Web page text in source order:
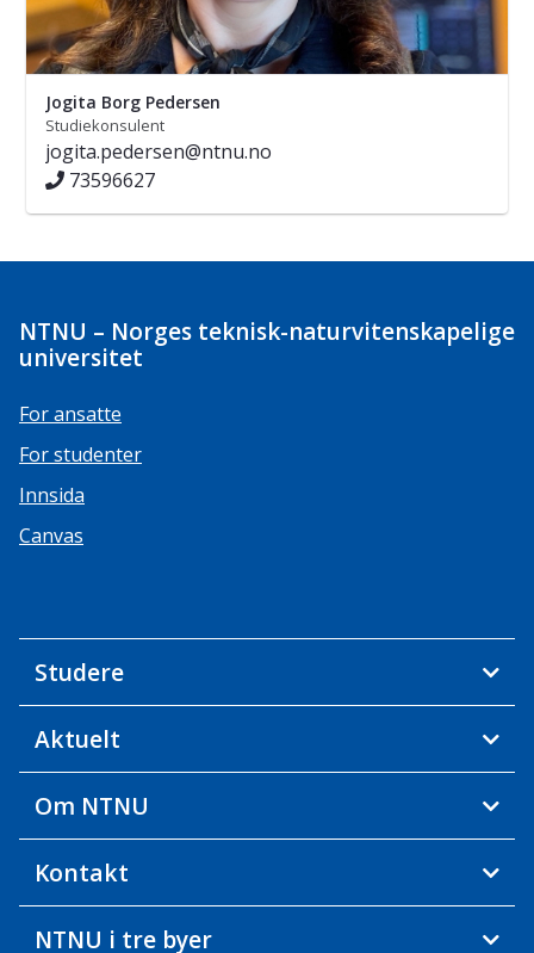
Jogita Borg Pedersen
Studiekonsulent
jogita.pedersen@ntnu.no
73596627
NTNU – Norges teknisk-naturvitenskapelige
universitet
For ansatte
For studenter
Innsida
Canvas
Studere
Aktuelt
Om NTNU
Kontakt
NTNU i tre byer